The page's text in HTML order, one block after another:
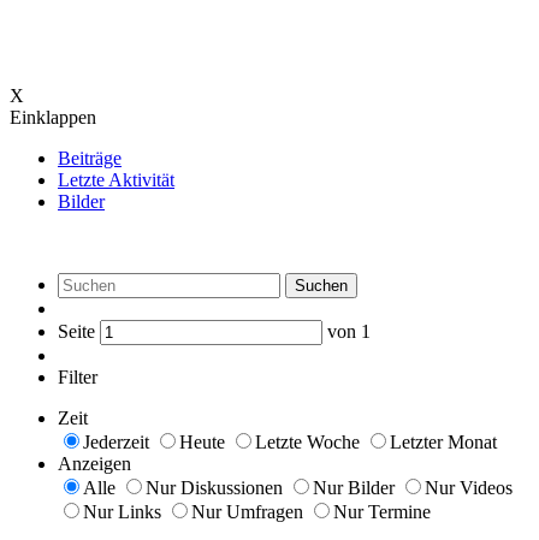
X
Einklappen
Beiträge
Letzte Aktivität
Bilder
Suchen
Seite von 1
Filter
Zeit
Jederzeit
Heute Letzte Woche
Letzter Monat
Anzeigen
Alle
Nur Diskussionen Nur Bilder
Nur Videos
Nur Links
Nur Umfragen
Nur Termine